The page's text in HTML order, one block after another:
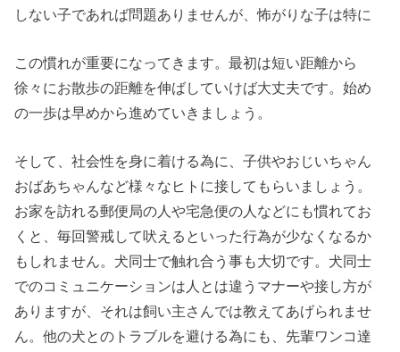
しない子であれば問題ありませんが、怖がりな子は特に
この慣れが重要になってきます。最初は短い距離から
徐々にお散歩の距離を伸ばしていけば大丈夫です。始め
の一歩は早めから進めていきましょう。
そして、社会性を身に着ける為に、子供やおじいちゃん
おばあちゃんなど様々なヒトに接してもらいましょう。
お家を訪れる郵便局の人や宅急便の人などにも慣れてお
くと、毎回警戒して吠えるといった行為が少なくなるか
もしれません。犬同士で触れ合う事も大切です。犬同士
でのコミュニケーションは人とは違うマナーや接し方が
ありますが、それは飼い主さんでは教えてあげられませ
ん。他の犬とのトラブルを避ける為にも、先輩ワンコ達